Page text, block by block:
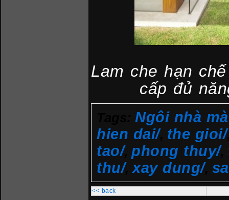
Lam che hạn
cấp đủ
Ngôi nhà
hien dai/, the gioi/
tao/, phong thuy/,
thu/,xay dung/,
<< back